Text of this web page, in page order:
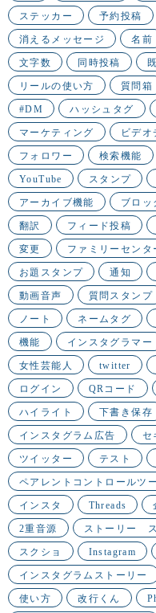
ステッカー 予約投稿
消えるメッセージ 名前
文字数 同時投稿
リールの使い方 質問箱
#DM ハッシュタグ
マーケティング ビデオ
フォロワー 検索機能
YouTube スタンプ
アーカイブ機能 ブロッ
翻訳 フィード投稿
変更 ファミリーセンタ
お題スタンプ 通知
動画音声 質問スタンプ
ノート ネームタグ
機能 インスタグラマー
女性芸能人 twitter
ログイン QRコード
ハイライト 下書き保存
インスタグラム広告 セ
ツイッター テスト
ペアレントコントロールツ
インスタ Threads
2重音源 ストーリー
スクショ Instagram
インスタグラムストーリー
使い方 改行くん